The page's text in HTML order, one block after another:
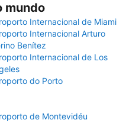
mundo
Internacional de Miami
Internacional Arturo
Benítez
Internacional de Los
do Porto
de Montevidéu